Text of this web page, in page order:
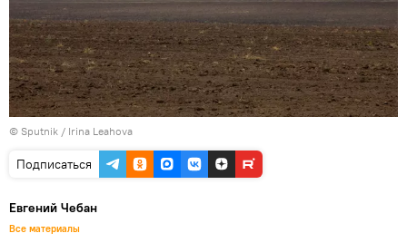
© Sputnik / Irina Leahova
Подписаться
Евгений Чебан
Все материалы